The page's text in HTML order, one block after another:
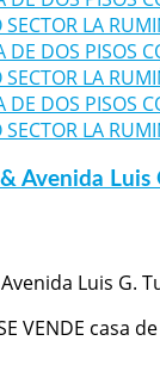
Avenida Luis
Luis G.
VENDE casa